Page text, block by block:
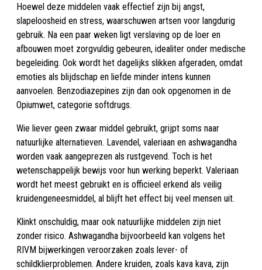
Hoewel deze middelen vaak effectief zijn bij angst,
slapeloosheid en stress, waarschuwen artsen voor langdurig
gebruik. Na een paar weken ligt verslaving op de loer en
afbouwen moet zorgvuldig gebeuren, idealiter onder medische
begeleiding. Ook wordt het dagelijks slikken afgeraden, omdat
emoties als blijdschap en liefde minder intens kunnen
aanvoelen. Benzodiazepines zijn dan ook opgenomen in de
Opiumwet, categorie softdrugs.
Wie liever geen zwaar middel gebruikt, grijpt soms naar
natuurlijke alternatieven. Lavendel, valeriaan en ashwagandha
worden vaak aangeprezen als rustgevend. Toch is het
wetenschappelijk bewijs voor hun werking beperkt. Valeriaan
wordt het meest gebruikt en is officieel erkend als veilig
kruidengeneesmiddel, al blijft het effect bij veel mensen uit.
Klinkt onschuldig, maar ook natuurlijke middelen zijn niet
zonder risico. Ashwagandha bijvoorbeeld kan volgens het
RIVM bijwerkingen veroorzaken zoals lever- of
schildklierproblemen. Andere kruiden, zoals kava kava, zijn